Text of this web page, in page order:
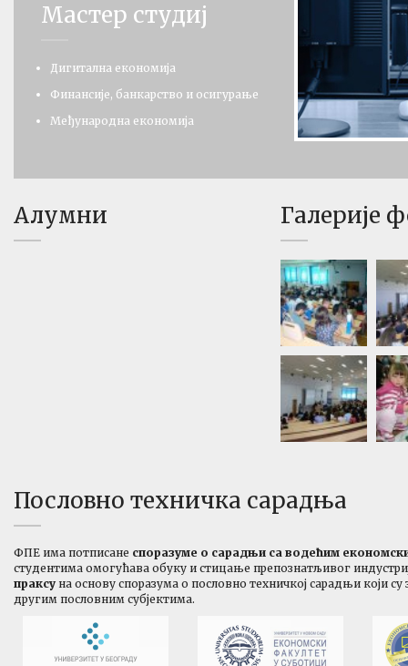
Мастер студиј
Дигитална економија
Финансије, банкарство и осигурање
Међународна економија
Алумни Галерије
Пословно техничка сарадња
ФПЕ има потписане споразуме о сарадњи са водећим
студентима омогућава обуку и стицање препознатљивог
праксу на основу споразума о пословно техничкој сарадњи који
другим пословним субјектима.